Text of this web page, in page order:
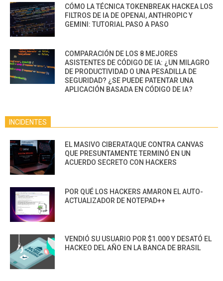
CÓMO LA TÉCNICA TOKENBREAK HACKEA LOS
FILTROS DE IA DE OPENAI, ANTHROPIC Y
GEMINI: TUTORIAL PASO A PASO
COMPARACIÓN DE LOS 8 MEJORES
ASISTENTES DE CÓDIGO DE IA: ¿UN MILAGRO
DE PRODUCTIVIDAD O UNA PESADILLA DE
SEGURIDAD? ¿SE PUEDE PATENTAR UNA
APLICACIÓN BASADA EN CÓDIGO DE IA?
INCIDENTES
EL MASIVO CIBERATAQUE CONTRA CANVAS
QUE PRESUNTAMENTE TERMINÓ EN UN
ACUERDO SECRETO CON HACKERS
POR QUÉ LOS HACKERS AMARON EL AUTO-
ACTUALIZADOR DE NOTEPAD++
VENDIÓ SU USUARIO POR $1.000 Y DESATÓ EL
HACKEO DEL AÑO EN LA BANCA DE BRASIL